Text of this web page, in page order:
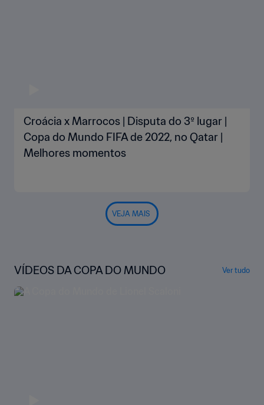
Croácia x Marrocos | Disputa do 3º lugar |
Copa do Mundo FIFA de 2022, no Qatar |
Melhores momentos
VEJA MAIS
VÍDEOS DA COPA DO MUNDO Ver tudo